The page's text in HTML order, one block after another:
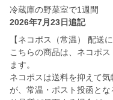
冷蔵庫の野菜室で1週間
2026年7月23日追記
【ネコポス（常温） 配送に
こちらの商品は、ネコポ
ます。
ネコポスは送料を抑えて
が、常温・ポスト投函と